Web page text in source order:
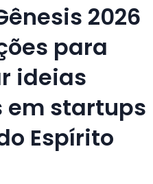
2026
para
ideias
em startups
Espírito